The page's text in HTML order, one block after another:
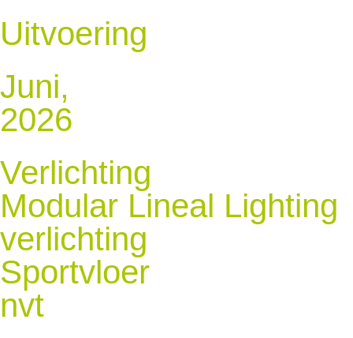
Uitvoering
Juni,
2026
Verlichting
Modular Lineal Lighting
verlichting
Sportvloer
nvt